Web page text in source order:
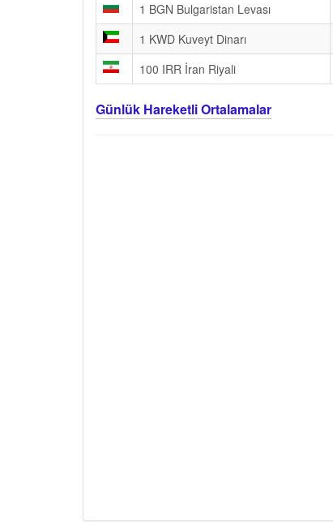
1 BGN Bulgaristan Levası
1 KWD Kuveyt Dinarı
100 IRR İran Riyali
Günlük Hareketli Ortalamalar